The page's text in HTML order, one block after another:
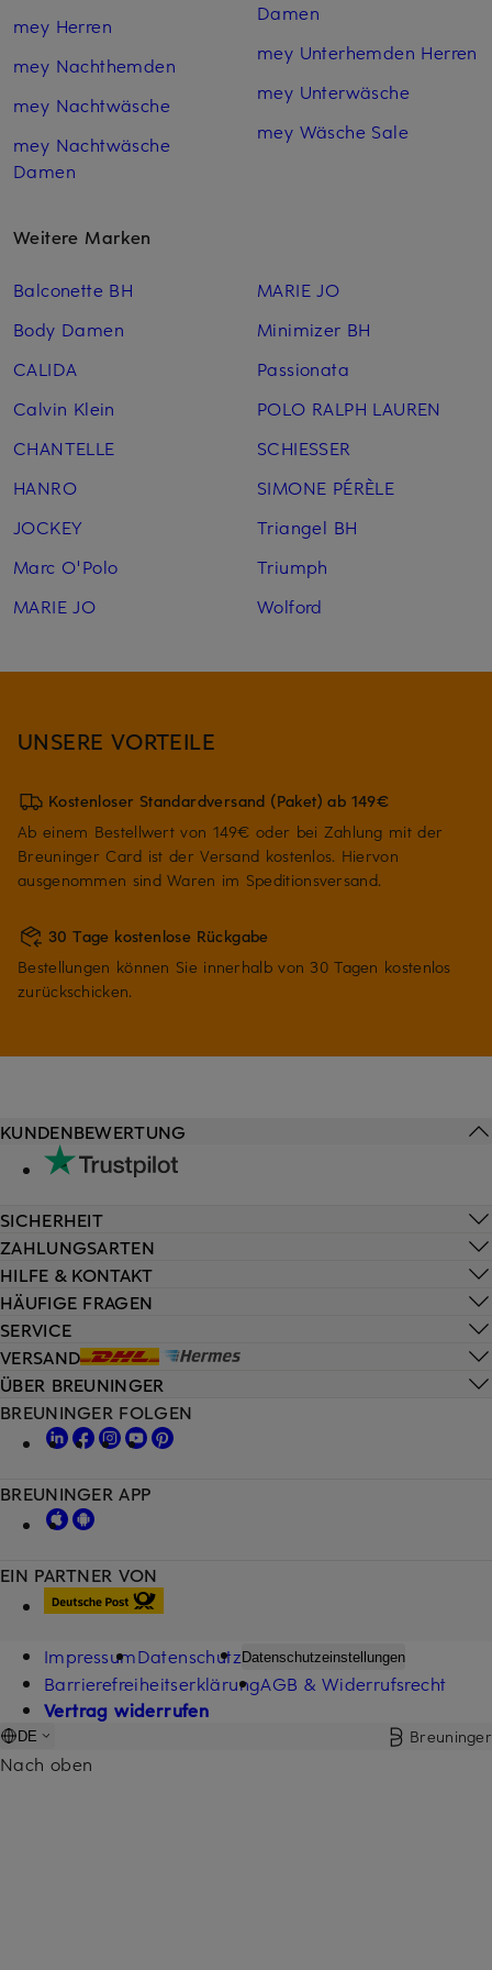
mey Herren
mey Nachthemden
mey Nachtwäsche
mey Nachtwäsche
Damen
Damen
mey Unterhemden Herren
mey Unterwäsche
mey Wäsche Sale
Weitere Marken
Balconette BH
Body Damen
CALIDA
Calvin Klein
CHANTELLE
HANRO
JOCKEY
Marc O'Polo
MARIE JO
MARIE JO
Minimizer BH
Passionata
POLO RALPH LAUREN
SCHIESSER
SIMONE PÉRÈLE
Triangel BH
Triumph
Wolford
UNSERE VORTEILE
Kostenloser Standardversand (Paket) ab 149€
Ab einem Bestellwert von 149€ oder bei Zahlung mit der
Breuninger Card ist der Versand kostenlos. Hiervon
ausgenommen sind Waren im Speditionsversand.
30 Tage kostenlose Rückgabe
Bestellungen können Sie innerhalb von 30 Tagen kostenlos
zurückschicken.
HILFE & KONTAKT
HÄUFIGE FRAGEN
SERVICE
VERSAND
KUNDENBEWERTUNG
SICHERHEIT
ZAHLUNGSARTEN
ÜBER BREUNINGER
EIN PARTNER VON
BREUNINGER FOLGEN
BREUNINGER APP
ImpressumDatenschutzDatenschutzeinstellungen
BarrierefreiheitserklärungAGB & Widerrufsrecht
Vertrag widerrufen
DE Breuninger
Nach oben